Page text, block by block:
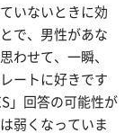
いないときに効
で、男性があな
わせて、一瞬、
ートに好きです
」回答の可能性が
弱くなっていま